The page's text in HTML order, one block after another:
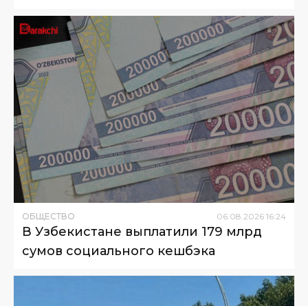
ОБЩЕСТВО 06.08.2026 16:24
В Узбекистане выплатили 179 млрд
сумов социального кешбэка